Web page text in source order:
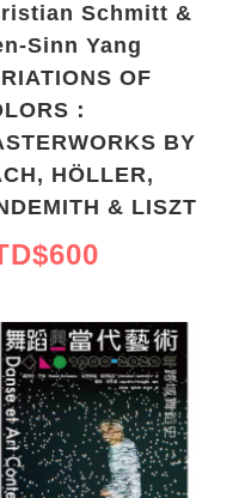
Schmitt &
Sinn Yang
OF
：
BY
HÖLLER,
& LISZT
600